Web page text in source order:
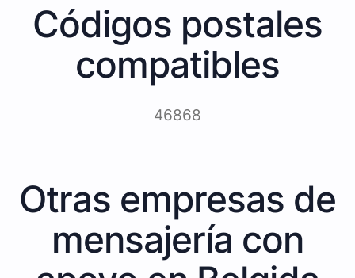
Códigos postales
compatibles
46868
Otras empresas de
mensajería con